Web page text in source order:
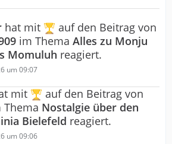
hat mit
auf den Beitrag von
im Thema Alles zu Monju
Momuluh reagiert.
um 09:07
mit
auf den Beitrag von
Thema Nostalgie über den
Bielefeld reagiert.
um 09:06